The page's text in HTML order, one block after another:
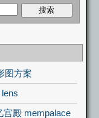
图方案
宫殿 mempalace